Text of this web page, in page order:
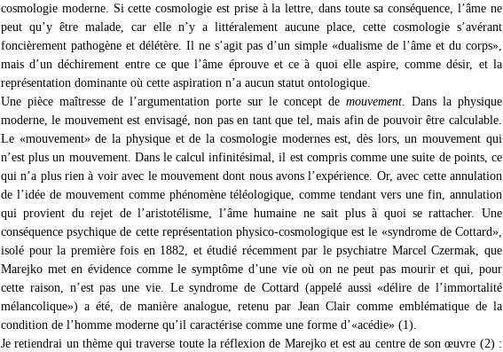
cosmologie moderne. Si cette cosmologie est prise à la lettre, dans toute sa conséquence, l’âme ne
peut qu’y être malade, car elle n’y a littéralement aucune place, cette cosmologie s’avérant
foncièrement pathogène et délétère. Il ne s’agit pas d’un simple «dualisme de l’âme et du corps»,
mais d’un déchirement entre ce que l’âme éprouve et ce à quoi elle aspire, comme désir, et la
représentation dominante où cette aspiration n’a aucun statut ontologique.
Une pièce maîtresse de l’argumentation porte sur le concept de mouvement. Dans la physique
moderne, le mouvement est envisagé, non pas en tant que tel, mais afin de pouvoir être calculable.
Le «mouvement» de la physique et de la cosmologie modernes est, dès lors, un mouvement qui
n’est plus un mouvement. Dans le calcul infinitésimal, il est compris comme une suite de points, ce
qui n’a plus rien à voir avec le mouvement dont nous avons l’expérience. Or, avec cette annulation
de l’idée de mouvement comme phénomène téléologique, comme tendant vers une fin, annulation
qui provient du rejet de l’aristotélisme, l’âme humaine ne sait plus à quoi se rattacher. Une
conséquence psychique de cette représentation physico-cosmologique est le «syndrome de Cottard»,
isolé pour la première fois en 1882, et étudié récemment par le psychiatre Marcel Czermak, que
Marejko met en évidence comme le symptôme d’une vie où on ne peut pas mourir et qui, pour
cette raison, n’est pas une vie. Le syndrome de Cottard (appelé aussi «délire de l’immortalité
mélancolique») a été, de manière analogue, retenu par Jean Clair comme emblématique de la
condition de l’homme moderne qu’il caractérise comme une forme d’«acédie» (1).
Je retiendrai un thème qui traverse toute la réflexion de Marejko et est au centre de son œuvre (2) :